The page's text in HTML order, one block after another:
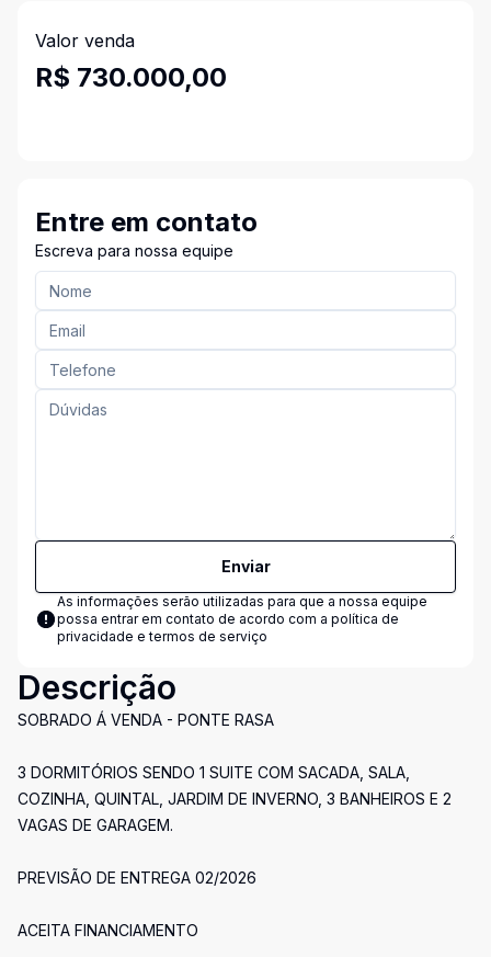
Valor venda
R$ 730.000,00
Entre em contato
Escreva para nossa equipe
Enviar
As informações serão utilizadas para que a nossa equipe
possa entrar em contato de acordo com a política de
privacidade e termos de serviço
Descrição
SOBRADO Á VENDA - PONTE RASA
3 DORMITÓRIOS SENDO 1 SUITE COM SACADA, SALA,
COZINHA, QUINTAL, JARDIM DE INVERNO, 3 BANHEIROS E 2
VAGAS DE GARAGEM.
PREVISÃO DE ENTREGA 02/2026
ACEITA FINANCIAMENTO